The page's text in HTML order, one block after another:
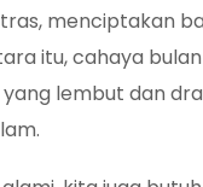
menciptakan
itu, cahaya
lembut dan